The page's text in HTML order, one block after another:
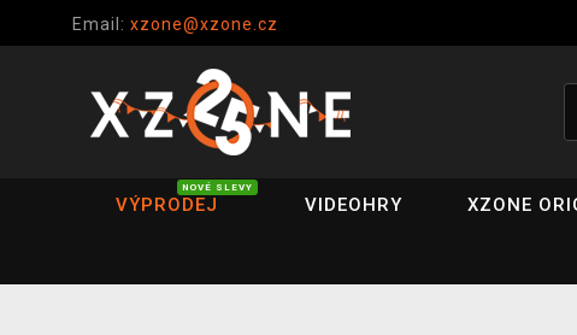
Email: xzone@xzone.cz
VÝPRODEJ
NOVÉ SLEVY
VIDEOHRY XZONE